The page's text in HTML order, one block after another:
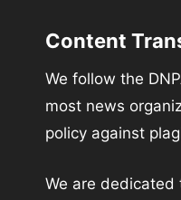
Content
We follow the
most news
policy against
We are dedicated